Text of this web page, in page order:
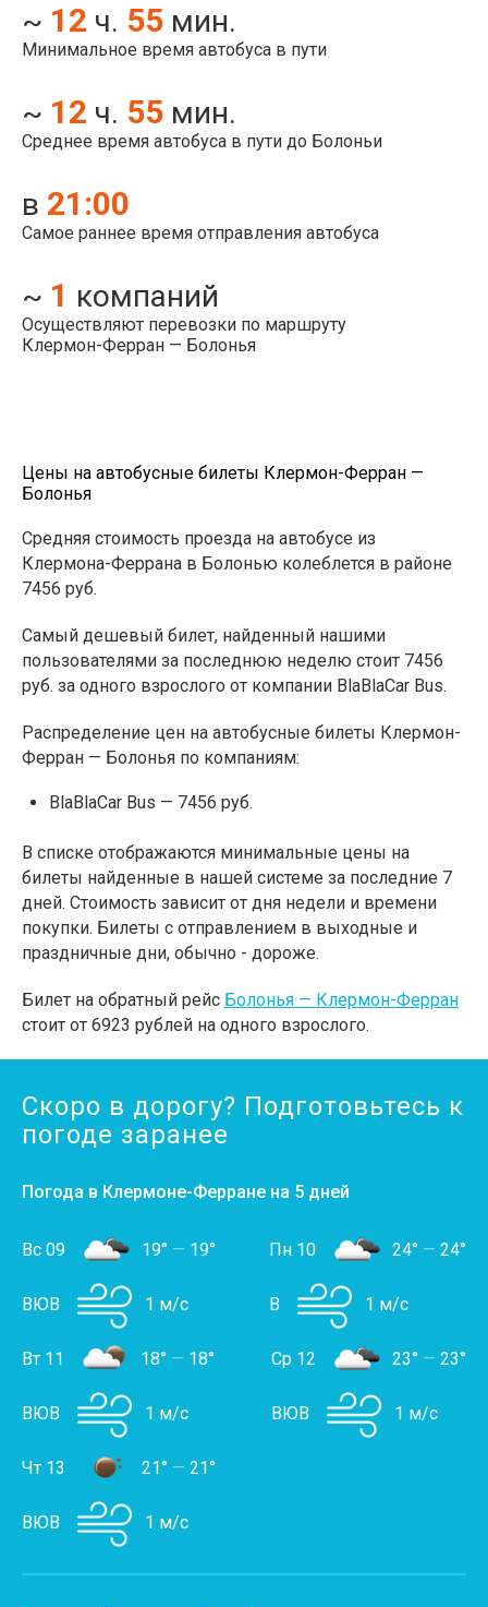
~ 12 ч. 55 мин.
Минимальное время автобуса в пути
~ 12 ч. 55 мин.
Среднее время автобуса в пути до Болоньи
в 21:00
Самое раннее время отправления автобуса
~ 1 компаний
Осуществляют перевозки по маршруту
Клермон-Ферран — Болонья
Цены на автобусные билеты Клермон-Ферран —
Болонья
Средняя стоимость проезда на автобусе из
Клермона-Феррана в Болонью колеблется в районе
7456 руб.
Самый дешевый билет, найденный нашими
пользователями за последнюю неделю стоит 7456
руб. за одного взрослого от компании BlaBlaCar Bus.
Распределение цен на автобусные билеты Клермон-
Ферран — Болонья по компаниям:
BlaBlaCar Bus — 7456 руб.
В списке отображаются минимальные цены на
билеты найденные в нашей системе за последние 7
дней. Стоимость зависит от дня недели и времени
покупки. Билеты с отправлением в выходные и
праздничные дни, обычно - дороже.
Билет на обратный рейс Болонья — Клермон-Ферран
стоит от 6923 рублей на одного взрослого.
Скоро в дорогу? Подготовьтесь к
погоде заранее
Погода в Клермоне-Ферране на 5 дней
Вс 09 19° — 19°
ВЮВ 1 м/с
Пн 10 24° — 24°
В 1 м/с
Вт 11 18° — 18°
ВЮВ 1 м/с
Ср 12 23° — 23°
ВЮВ 1 м/с
Чт 13 21° — 21°
ВЮВ 1 м/с